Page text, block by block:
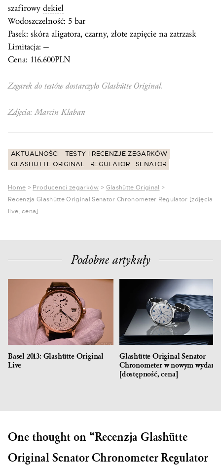
szafirowy dekiel
Wodoszczelność: 5 bar
Pasek: skóra aligatora, czarny, złote zapięcie na zatrzask
Limitacja: —
Cena: 116.600PLN
Zegarek do testów dostarczyło Glashütte Original.
Zdjęcia: Marcin Klaban
AKTUALNOŚCI
TESTY I RECENZJE ZEGARKÓW
GLASHUTTE ORIGINAL
REGULATOR SENATOR
Home > Producenci zegarków > Glashütte Original
>
Recenzja Glashütte Original Senator Chronometer Regulator [zdjęcia
live, cena]
Podobne artykuły
Basel 2013: Glashütte Original
Live
Glashütte Original Senator
Chronometer w nowym
[dostępność, cena]
One thought on “Recenzja Glashütte
Original Senator Chronometer Regulator